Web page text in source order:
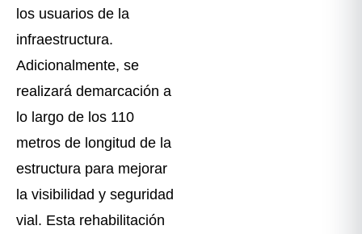
los usuarios de la
infraestructura.
Adicionalmente, se
realizará demarcación a
lo largo de los 110
metros de longitud de la
estructura para mejorar
la visibilidad y seguridad
vial. Esta rehabilitación